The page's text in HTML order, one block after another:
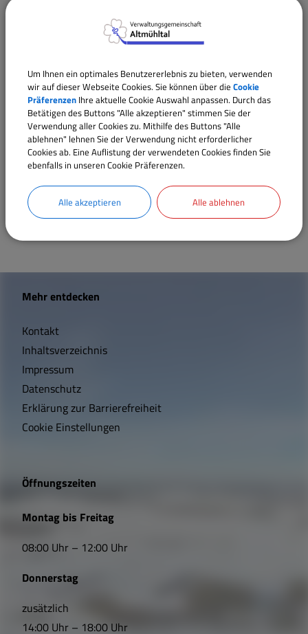
Verwaltungsleistungen
Datenschutz; Einreichung einer Beschwerde an
behördliche Datenschutzbeauftragte bei bayerischen
Behörden
Datenschutz; Geltendmachung von
Betroffenenrechten bei einer bayerischen Behörde
Überwachung in öffentlichen Stellen
W
c
h
t
i
e
L
n
k
s
Mehr entdecken
Kontakt
Inhaltsverzeichnis
Impressum
Datenschutz
Erklärung zur Barrierefreiheit
Cookie Einstellungen
Öffnungszeiten
Montag bis Freitag
08:00 Uhr – 12:00 Uhr
Donnerstag
zusätzlich
14:00 Uhr – 18:00 Uhr
Um Ihnen ein optimales Benutzererlebnis zu bieten, verwenden
wir auf dieser Webseite Cookies. Sie können über die Cookie
Präferenzen Ihre aktuelle Cookie Auswahl anpassen. Durch das
Betätigen des Buttons "Alle akzeptieren" stimmen Sie der
Verwendung aller Cookies zu. Mithilfe des Buttons "Alle
ablehnen" lehnen Sie der Verwendung nicht erforderlicher
Cookies ab. Eine Auflistung der verwendeten Cookies finden Sie
ebenfalls in unseren Cookie Präferenzen.
Alle akzeptieren Alle ablehnen